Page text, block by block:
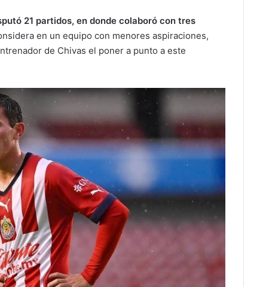
21 partidos, en donde colaboró con tres
en un equipo con menores aspiraciones,
de Chivas el poner a punto a este